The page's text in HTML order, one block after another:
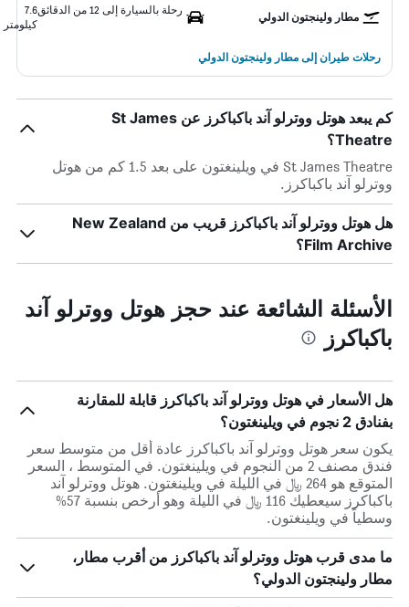
مطار ولينجتون الدولي
رحلة بالسيارة إلى 12 من الدقائق
7.6
كيلومتر
رحلات طيران إلى مطار ولينجتون الدولي
كم يبعد هوتل ووترلو آند باكباكرز عن St James
Theatre؟
St James Theatre في ويلينغتون على بعد 1.5 كم من هوتل
ووترلو آند باكباكرز.
هل هوتل ووترلو آند باكباكرز قريب من New Zealand
Film Archive؟
الأسئلة الشائعة عند حجز هوتل ووترلو آند
باكباكرز
هل الأسعار في هوتل ووترلو آند باكباكرز قابلة للمقارنة
بفنادق 2 نجوم في ويلينغتون؟
يكون سعر هوتل ووترلو آند باكباكرز عادة أقل من متوسط ​​سعر
فندق مصنف 2 من النجوم في ويلينغتون. في المتوسط ، السعر
المتوقع هو 264 ﷼ في الليلة في ويلينغتون. هوتل ووترلو آند
باكباكرز سيعطيك 116 ﷼ في الليلة وهو أرخص بنسبة 57%
وسطياً في ويلينغتون.
ما مدى قرب هوتل ووترلو آند باكباكرز من أقرب مطار،
مطار ولينجتون الدولي؟